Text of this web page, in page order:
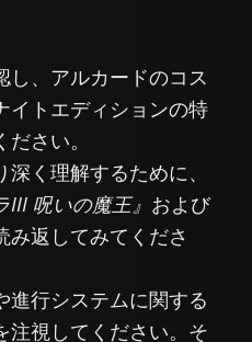
し、アルカードのコス
イトエディションの特
さい。
く理解するために、
III 呪いの魔王』 および
み返してみてくださ
進行システムに関する
注視してください。そ